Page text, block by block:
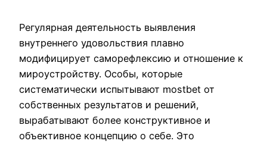
Регулярная деятельность выявления
внутреннего удовольствия плавно
модифицирует саморефлексию и отношение к
мироустройству. Особы, которые
систематически испытывают mostbet от
собственных результатов и решений,
вырабатывают более конструктивное и
объективное концепцию о себе. Это